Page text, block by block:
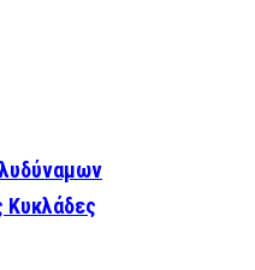
Κυκλάδες